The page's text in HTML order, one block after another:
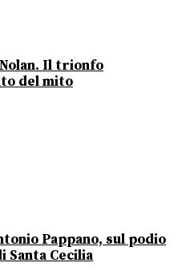
Il trionfo
del mito
Pappano, sul podio
Santa Cecilia